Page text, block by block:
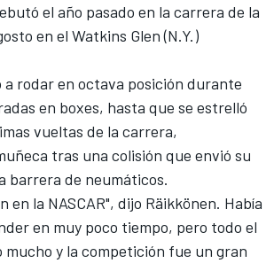
el año pasado en la carrera de la
en el Watkins Glen (N.Y.)
a rodar en octava posición durante
en boxes, hasta que se estrelló
vueltas de la carrera,
tras una colisión que envió su
barrera de neumáticos.
en la NASCAR", dijo Räikkönen. Había
en muy poco tiempo, pero todo el
mucho y la competición fue un gran